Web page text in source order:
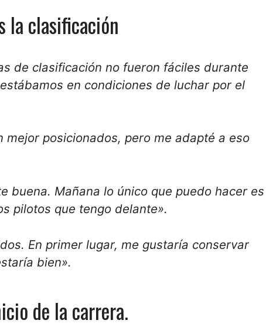
la clasificación
de clasificación no fueron fáciles durante
en condiciones de luchar por el
mejor posicionados, pero me adapté a eso
buena. Mañana lo único que puedo hacer es
pilotos que tengo delante».
En primer lugar, me gustaría conservar
bien».
de la carrera.